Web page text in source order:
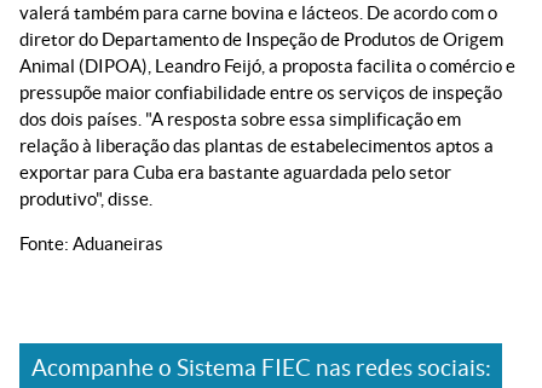
valerá também para carne bovina e lácteos. De acordo com o
diretor do Departamento de Inspeção de Produtos de Origem
Animal (DIPOA), Leandro Feijó, a proposta facilita o comércio e
pressupõe maior confiabilidade entre os serviços de inspeção
dos dois países. "A resposta sobre essa simplificação em
relação à liberação das plantas de estabelecimentos aptos a
exportar para Cuba era bastante aguardada pelo setor
produtivo", disse.
Fonte: Aduaneiras
Acompanhe o Sistema FIEC nas redes sociais: